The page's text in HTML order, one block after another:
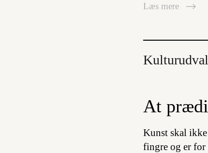
Læs mere
At
Kunst skal
fingre og er for